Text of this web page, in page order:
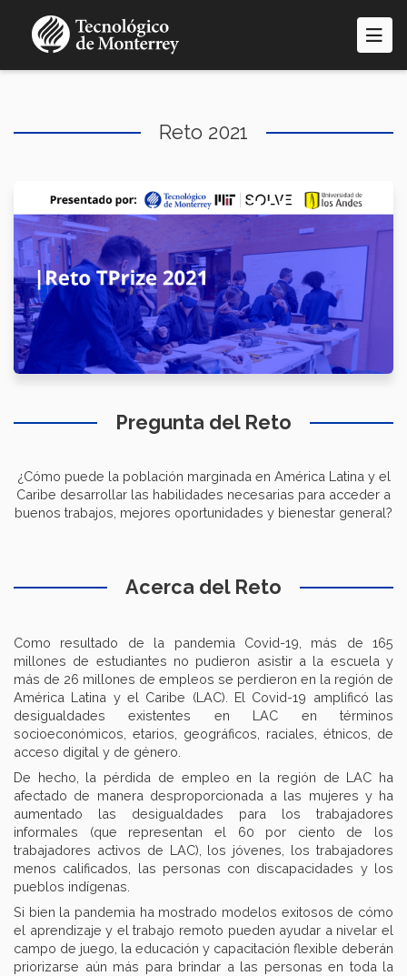
contenido
Reto 2021
Pregunta del Reto
¿Cómo puede la población marginada en América Latina y el
Caribe desarrollar las habilidades necesarias para acceder a
buenos trabajos, mejores oportunidades y bienestar general?
Acerca del Reto
Como resultado de la pandemia Covid-19, más de 165
millones de estudiantes no pudieron asistir a la escuela y
más de 26 millones de empleos se perdieron en la región de
América Latina y el Caribe (LAC). El Covid-19 amplificó las
desigualdades existentes en LAC en términos
socioeconómicos, etarios, geográficos, raciales, étnicos, de
acceso digital y de género.
De hecho, la pérdida de empleo en la región de LAC ha
afectado de manera desproporcionada a las mujeres y ha
aumentado las desigualdades para los trabajadores
informales (que representan el 60 por ciento de los
trabajadores activos de LAC), los jóvenes, los trabajadores
menos calificados, las personas con discapacidades y los
pueblos indígenas.
Si bien la pandemia ha mostrado modelos exitosos de cómo
el aprendizaje y el trabajo remoto pueden ayudar a nivelar el
campo de juego, la educación y capacitación flexible deberán
priorizarse aún más para brindar a las personas en toda la